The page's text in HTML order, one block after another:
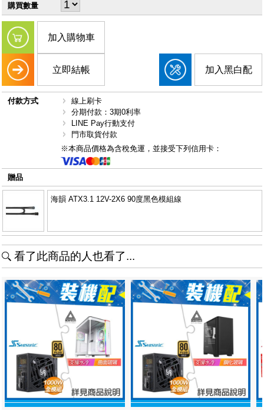
購買數量
加入購物車
立即結帳 加入黑白配
付款方式
線上刷卡
分期付款：3期0利率
LINE Pay行動支付
門市取貨付款
※本商品價格為含稅免運，並接受下列信用卡：
贈品
海韻 ATX3.1 12V-2X6 90度黑色模組線
看了此商品的人也看了...